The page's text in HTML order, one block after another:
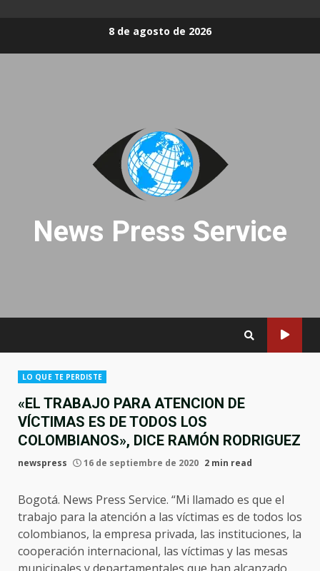
8 de agosto de 2026
News Press Service
LO QUE TE PERDISTE
«EL TRABAJO PARA ATENCION DE
VÍCTIMAS ES DE TODOS LOS
COLOMBIANOS», DICE RAMÓN RODRIGUEZ
newspress 16 de septiembre de 2020 2 min read
Bogotá. News Press Service. “Mi llamado es que el
trabajo para la atención a las víctimas es de todos los
colombianos, la empresa privada, las instituciones, la
cooperación internacional, las víctimas y las mesas